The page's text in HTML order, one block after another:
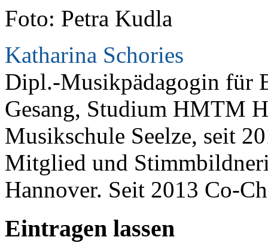
Foto: Petra Kudla
Katharina Schories
Dipl.-Musikpädagogin für
Gesang, Studium HMTM
Musikschule Seelze, seit
Mitglied und
Hannover. Seit 2013 Co-
Eintragen lassen